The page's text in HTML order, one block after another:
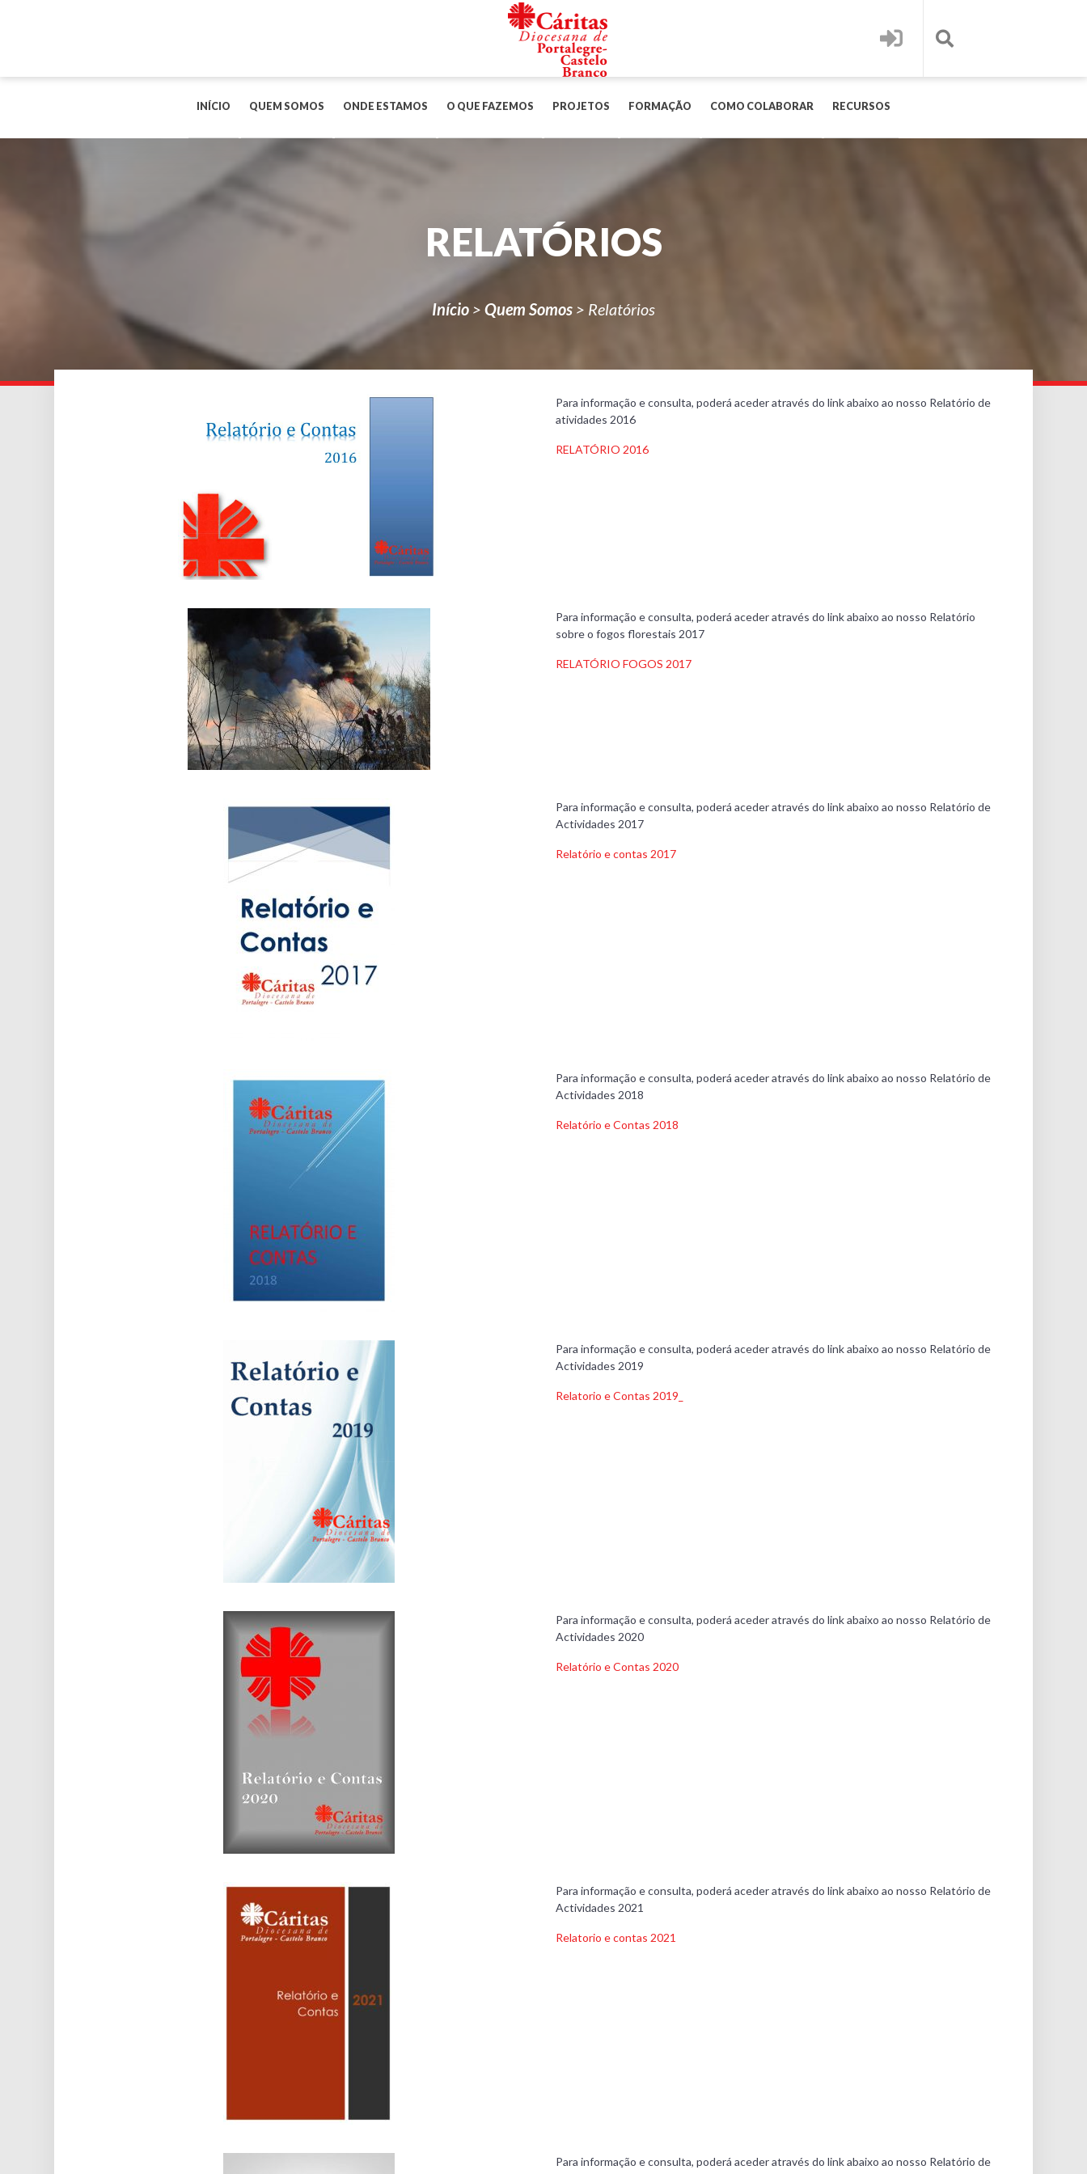
INÍCIO QUEM SOMOS ONDE ESTAMOS O QUE FAZEMOS PROJETOS FORMAÇÃO COMO COLABORAR RECURSOS
RELATÓRIOS
Início > Quem Somos > Relatórios
Para informação e consulta, poderá aceder através do link abaixo ao nosso Relatório de
atividades 2016
RELATÓRIO 2016
Para informação e consulta, poderá aceder através do link abaixo ao nosso Relatório
sobre o fogos florestais 2017
RELATÓRIO FOGOS 2017
Para informação e consulta, poderá aceder através do link abaixo ao nosso Relatório de
Actividades 2017
Relatório e contas 2017
Para informação e consulta, poderá aceder através do link abaixo ao nosso Relatório de
Actividades 2018
Relatório e Contas 2018
Para informação e consulta, poderá aceder através do link abaixo ao nosso Relatório de
Actividades 2019
Relatorio e Contas 2019_
Para informação e consulta, poderá aceder através do link abaixo ao nosso Relatório de
Actividades 2020
Relatório e Contas 2020
Para informação e consulta, poderá aceder através do link abaixo ao nosso Relatório de
Actividades 2021
Relatorio e contas 2021
Para informação e consulta, poderá aceder através do link abaixo ao nosso Relatório de